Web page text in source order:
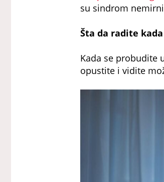
su sindrom
Šta da radite
Kada se probudite
opustite i vidite